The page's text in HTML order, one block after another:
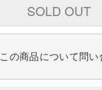
SOLD OUT
この商品について問い